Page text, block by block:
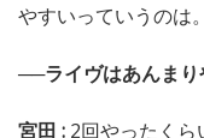
やすいっていうのは。
──ライヴはあんまり
宮田 : 2回やったくら